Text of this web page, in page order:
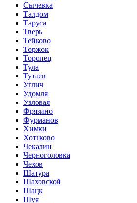
Сычевка
Талдом
Таруса
Тверь
Тейково
Торжок
Торопец
Тула
Тутаев
Углич
Удомля
Узловая
Фрязино
Фурманов
Химки
Хотьково
Чекалин
Черноголовка
Чехов
Шатура
Шаховской
Шацк
Шуя